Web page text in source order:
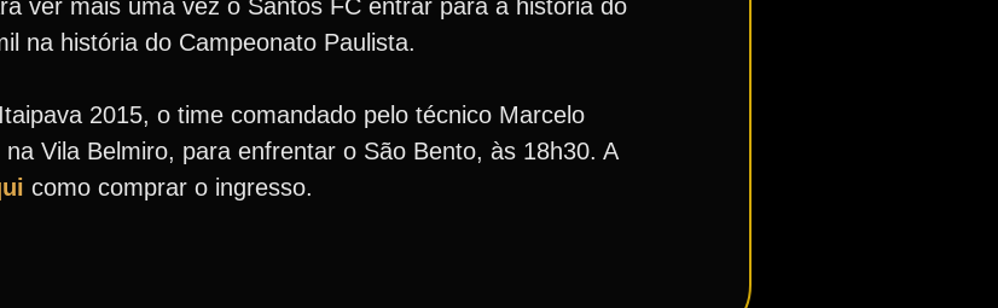
ver mais uma vez o Santos FC entrar para a história do
na história do Campeonato Paulista.
2015, o time comandado pelo técnico Marcelo
Vila Belmiro, para enfrentar o São Bento, às 18h30. A
como comprar o ingresso.